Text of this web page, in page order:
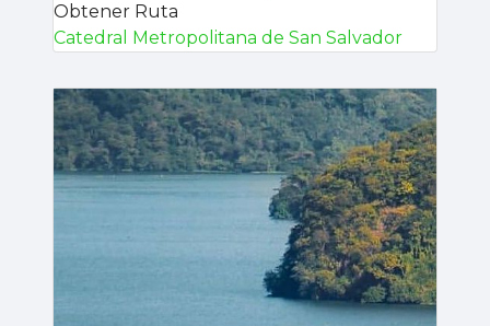
Obtener Ruta
Catedral Metropolitana de San Salvador